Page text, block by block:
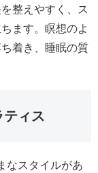
整えやすく、ス
ます。瞑想のよ
着き、睡眠の質
ィス
なスタイルがあ